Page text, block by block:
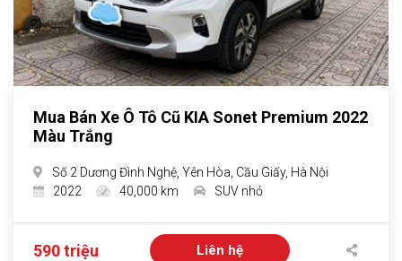
Mua Bán Xe Ô Tô Cũ KIA Sonet Premium 2022
Màu Trắng
Số 2 Dương Đình Nghệ, Yên Hòa, Cầu Giấy, Hà Nội
2022
40,000 km SUV nhỏ
590 triệu Liên hệ